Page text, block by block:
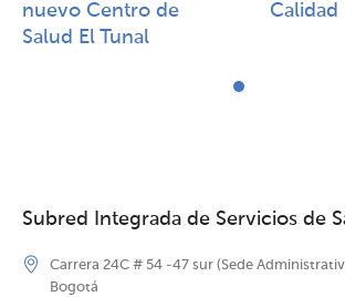
nuevo Centro de
Salud El Tunal
Calidad​​
Subred Integrada de Servicios de
Carrera 24C # 54 -47 sur (Sede
Bogotá